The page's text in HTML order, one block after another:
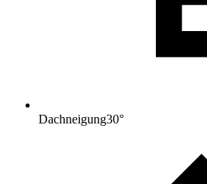
Dachneigung30°